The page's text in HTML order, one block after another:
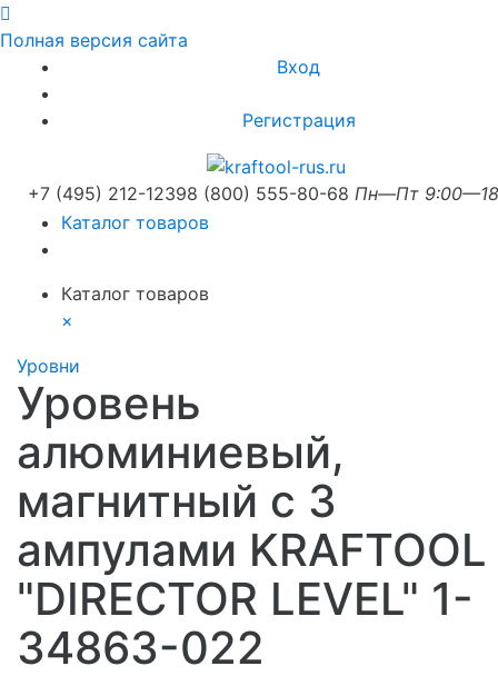
Полная версия сайта
Вход
Регистрация
+7 (495) 212-12398 (800) 555-80-68 Пн—Пт
Каталог товаров
Каталог товаров
×
Уровни
Уровень
алюминиевый,
магнитный с 3
ампулами KRAFTOOL
"DIRECTOR LEVEL" 1-
34863-022